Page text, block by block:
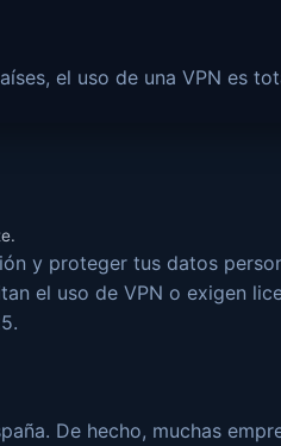
el uso de una VPN es
y proteger tus datos
el uso de VPN o exigen
De hecho, muchas